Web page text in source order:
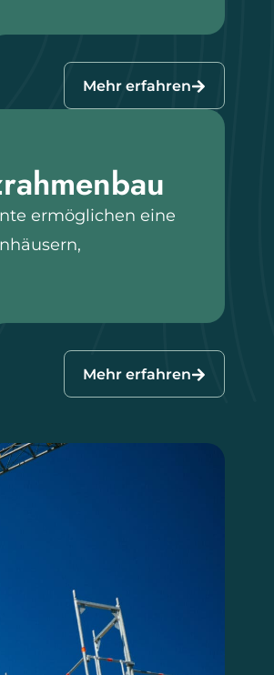
Mehr erfahren
Mehr erfahren
ermöglichen eine